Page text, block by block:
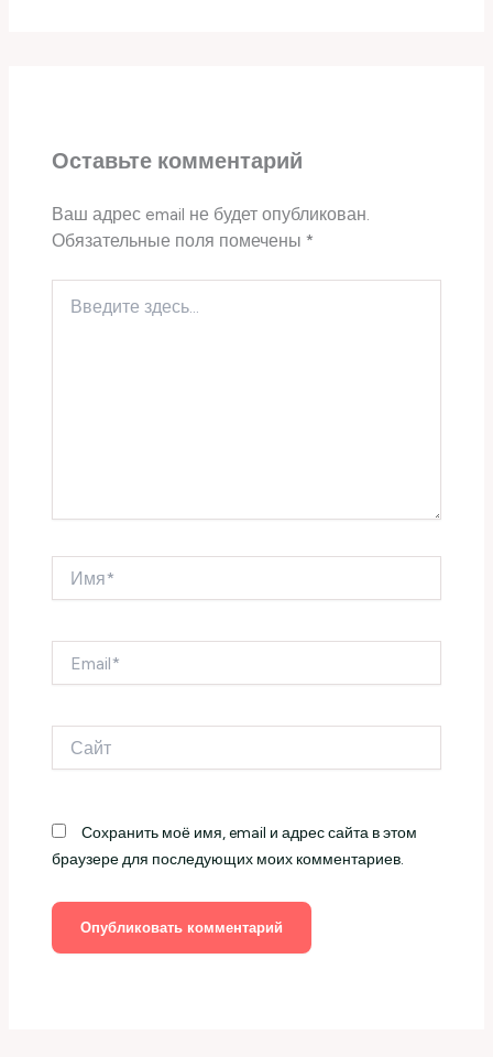
Оставьте комментарий
Ваш адрес email не будет опубликован.
Обязательные поля помечены*
здесь...
Сохранить моё имя, email и адрес сайта в этом
браузере для последующих моих комментариев.